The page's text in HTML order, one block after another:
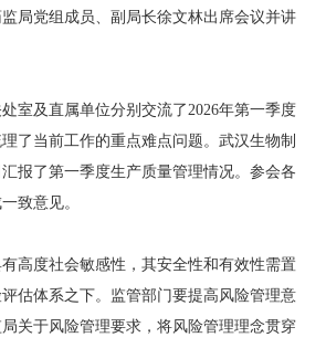
局党组成员、副局长徐文林出席会议并讲
及直属单位分别交流了2026年第一季度
了当前工作的重点难点问题。武汉生物制
报了第一季度生产质量管理情况。参会各
致意见。
度社会敏感性，其安全性和有效性需置
估体系之下。监管部门要提高风险管理意
关于风险管理要求，将风险管理理念贯穿